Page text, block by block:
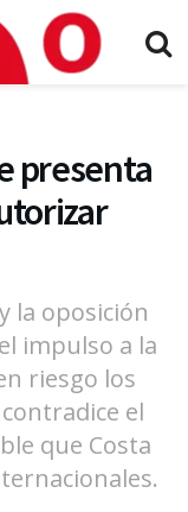
presenta
la oposición
impulso a la
riesgo los
el
que Costa